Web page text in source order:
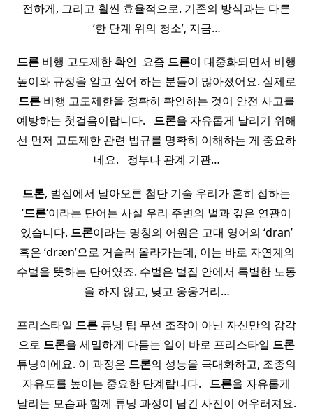
전하게, 그리고 훨씬 효율적으로. 기존의 방식과는 다른
‘한 단계 위의 청소’, 지금…
드론 비행 고도제한 확인 ​ 요즘 드론이 대중화되면서 비행
높이와 규정을 알고 싶어 하는 분들이 많아졌어요. 실제로
드론 비행 고도제한을 정확히 확인하는 것이 안전 사고를
예방하는 첫걸음이랍니다. ​ ​ 드론을 자유롭게 날리기 위해
선 먼저 고도제한 관련 법규를 명확히 이해하는 게 중요하
네요. ​ ​ 정부나 관계 기관…
드론, 벌집에서 날아오른 첨단 기술 우리가 흔히 접하는
‘드론‘이라는 단어는 사실 우리 주변의 벌과 깊은 연관이
있습니다. 드론이라는 명칭의 어원은 고대 영어의 ‘dran’
혹은 ‘dræn’으로 거슬러 올라가는데, 이는 바로 자연계의
수벌을 뜻하는 단어였죠. 수벌은 벌집 안에서 특별한 노동
을 하지 않고, 낮고 웅웅거리…
프리스타일 드론 튜닝 팁 무선 조작이 아닌 자신만의 감각
으로 드론을 세밀하게 다듬는 일이 바로 프리스타일 드론
튜닝이에요. 이 과정은 드론의 성능을 극대화하고, 조종의
자유도를 높이는 중요한 단계랍니다. ​ ​ 드론을 자유롭게
날리는 모습과 함께 튜닝 과정이 담긴 사진이 어우러져요.